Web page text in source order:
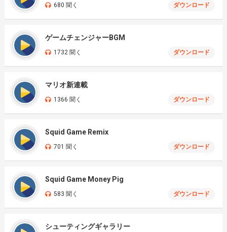
680 聞く ダウンロード
ゲームチェンジャーBGM
1732 聞く ダウンロード
マリオ新連載
1366 聞く ダウンロード
Squid Game Remix
701 聞く ダウンロード
Squid Game Money Pig
583 聞く ダウンロード
シューティングギャラリー